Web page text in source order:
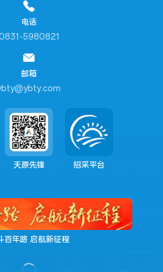
电话
5980821
邮箱
天原先锋 招采平台
百年路 启航新征程